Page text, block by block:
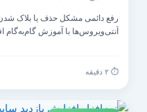
رفع دائمی مشکل حذف یا بلاک شدن
آنتی‌ویروس‌ها با آموزش گام‌به‌گام